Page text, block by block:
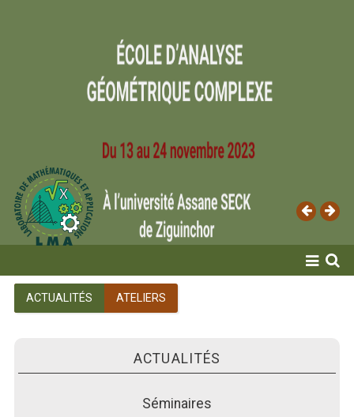
ACTUALITÉS ATELIERS
ACTUALITÉS
Séminaires